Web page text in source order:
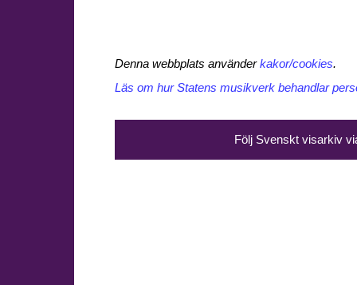
Denna webbplats använderkakor/cookies.
Läs om hur Statens musikverk behandlar
Följ Svenskt visarkiv